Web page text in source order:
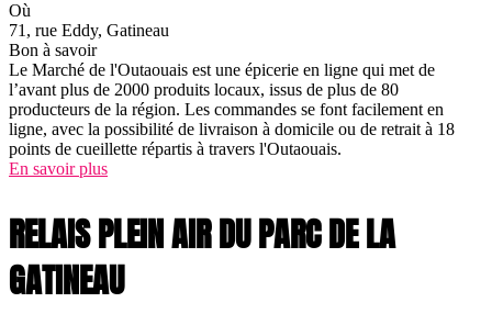
Où
71, rue Eddy, Gatineau
Bon à savoir
Le Marché de l'Outaouais est une épicerie en ligne qui met de
l’avant plus de 2000 produits locaux, issus de plus de 80
producteurs de la région. Les commandes se font facilement en
ligne, avec la possibilité de livraison à domicile ou de retrait à 18
points de cueillette répartis à travers l'Outaouais.
En savoir plus
RELAIS PLEIN AIR DU PARC DE LA
GATINEAU